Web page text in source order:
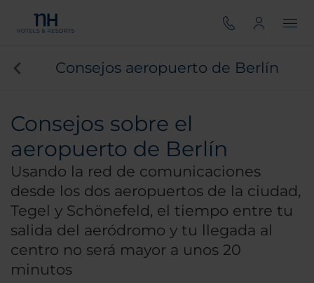
Consejos aeropuerto de Berlín
Consejos sobre el
aeropuerto de Berlín
Usando la red de comunicaciones
desde los dos aeropuertos de la ciudad,
Tegel y Schönefeld, el tiempo entre tu
salida del aeródromo y tu llegada al
centro no será mayor a unos 20
minutos